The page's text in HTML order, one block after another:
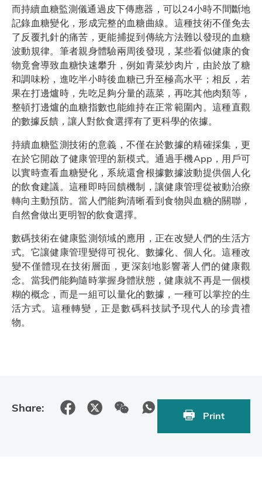
而持續血糖監測儀通過皮下傳應器，可以24小時不間斷地
記錄血糖變化，形成完整的血糖曲線。這種技術不僅免去
了反覆扎針的痛苦，更能捕捉到傳統方法難以發現的血糖
波動規律。筆者親身體驗兩周後發現，某些看似健康的食
物竟會導致血糖快速攀升，例如青菜炒肉片，由於放了糖
和調味粉，進吃半小時後血糖已升至極高水平；相反，若
果在打邊爐時，先吃足夠分量的蔬菜，再吃其他肉類等，
整頓打邊爐的血糖指數也能維持在正常範圍內。這種直觀
的數據反饋，讓人對飲食選擇有了更科學的依據。
持續血糖監測技術的意義，不僅在於數據的精確採集，更
在於它開啟了健康管理的新模式。通過手機App，用戶可
以實時查看血糖變化，系統還會根據數據波動提供個人化
的飲食建議。這種即時回饋機制，讓健康管理從被動治療
轉向主動預防。當人們能夠清晰看到食物與血糖的關聯，
自然會做出更明智的飲食選擇。
數碼技術在健康監測領域的應用，正在改變人們的生活方
式。它讓健康管理變得可視化、數據化、個人化。這種改
變不僅體現在技術層面，更深刻地影響著人們的健康觀
念。當我們能夠隨時掌握身體狀態，健康就不再是一個模
糊的概念，而是一組可以量化的數據，一種可以掌控的生
活方式。這種轉變，正是數碼科技賦予現代人的珍貴禮
物。
Share:
Print